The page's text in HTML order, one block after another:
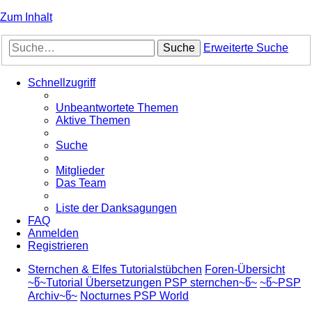
Zum Inhalt
Suche Erweiterte Suche
Schnellzugriff
Unbeantwortete Themen
Aktive Themen
Suche
Mitglieder
Das Team
Liste der Danksagungen
FAQ
Anmelden
Registrieren
Sternchen & Elfes Tutorialstübchen Foren-Übersicht
~წ~Tutorial Übersetzungen PSP sternchen~წ~ ~წ~PSP
Archiv~წ~ Nocturnes PSP World